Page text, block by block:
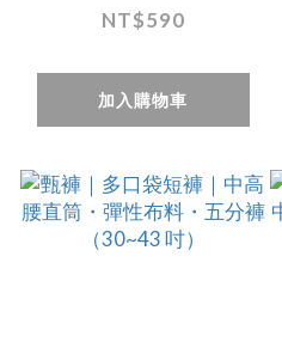
筒・深灰立體格紋
NT$590
加入購物車